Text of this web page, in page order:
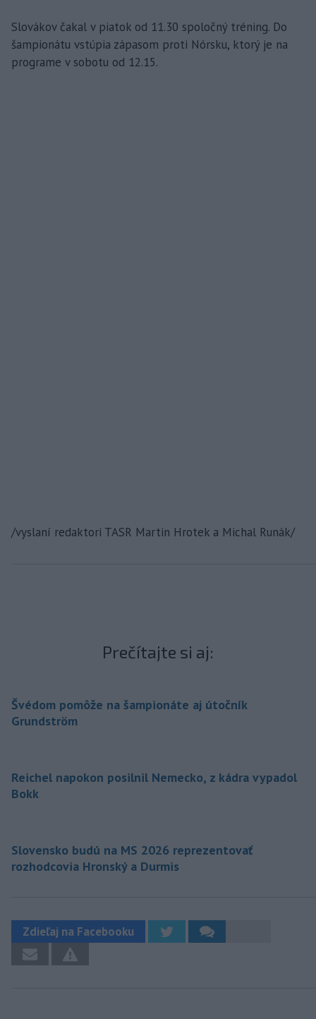
Slovákov čakal v piatok od 11.30 spoločný tréning. Do
šampionátu vstúpia zápasom proti Nórsku, ktorý je na
programe v sobotu od 12.15.
/vyslaní redaktori TASR Martin Hrotek a Michal Runák/
Prečítajte si aj:
Švédom pomôže na šampionáte aj útočník
Grundström
Reichel napokon posilnil Nemecko, z kádra vypadol
Bokk
Slovensko budú na MS 2026 reprezentovať
rozhodcovia Hronský a Durmis
Zdieľaj na Facebooku